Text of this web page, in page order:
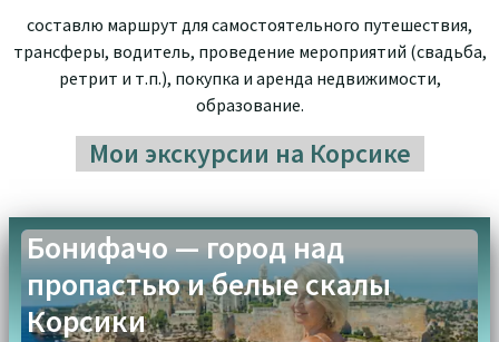
составлю маршрут для самостоятельного путешествия,
трансферы, водитель, проведение мероприятий (свадьба,
ретрит и т.п.), покупка и аренда недвижимости,
образование.
Мои экскурсии на Корсике
Бонифачо — город над
пропастью и белые скалы
Корсики